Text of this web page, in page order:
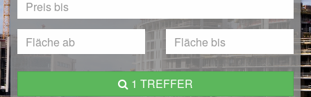
1 TREFFER